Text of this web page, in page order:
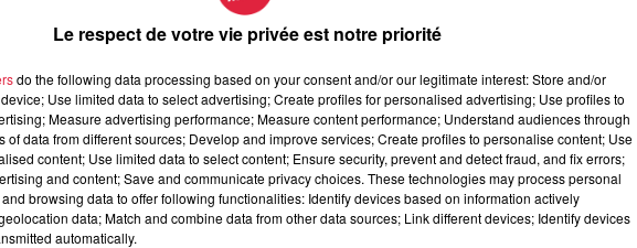
de Souleyman. Il avait été filmé en train de crier : "
un haineux et tu vas mourir. Tu vas aller en enfer."
soir par les enquêteurs de la Brigade de Répression de la
été ouverte par le parquet de Paris le 17 février pour "injure
la religion".
Anne-Sophie Martin
Le respect de votre vie privée est notre priorité
do the following data processing based on your consent and/or our legitimate interest: Store and/or
Use limited data to select advertising; Create profiles for personalised advertising; Use profiles to
Measure advertising performance; Measure content performance; Understand audiences through
of data from different sources; Develop and improve services; Create profiles to personalise content; Use
content; Use limited data to select content; Ensure security, prevent and detect fraud, and fix errors;
and content; Save and communicate privacy choices. These technologies may process personal
browsing data to offer following functionalities: Identify devices based on information actively
data; Match and combine data from other data sources; Link different devices; Identify devices
automatically.